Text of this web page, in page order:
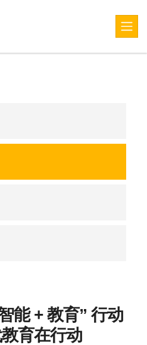
能 + 教育” 行动
育在行动